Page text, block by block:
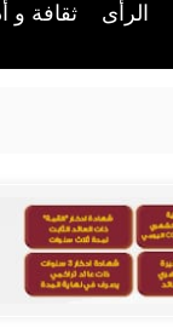
الرأى ثقافة و